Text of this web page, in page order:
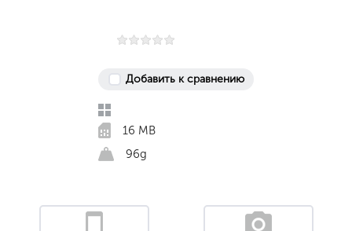
Добавить к сравнению
16 MB
96g